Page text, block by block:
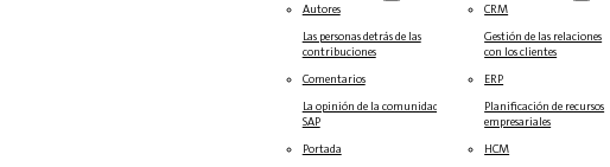
Autores
Las personas detrás de las
contribuciones
Comentarios
La opinión de la comunidad
SAP
Portada
CRM
Gestión de las relaciones
con los clientes
ERP
Planificación de recursos
empresariales
HCM